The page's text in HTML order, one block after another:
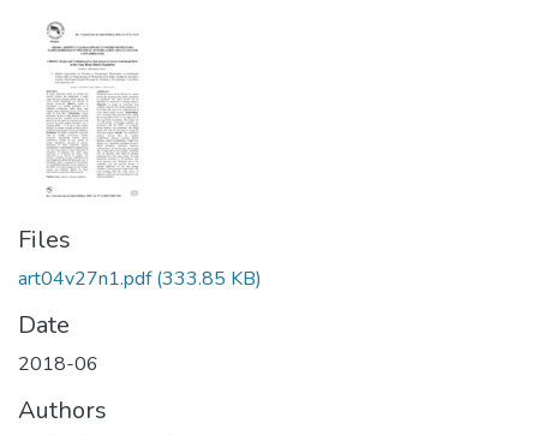
Files
art04v27n1.pdf(333.85 KB)
Date
2018-06
Authors